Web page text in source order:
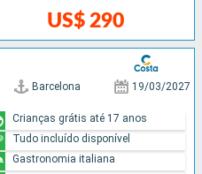
US$ 290
Barcelona 19/03/2027
Crianças grátis até 17 anos
Tudo incluído disponível
Gastronomia italiana